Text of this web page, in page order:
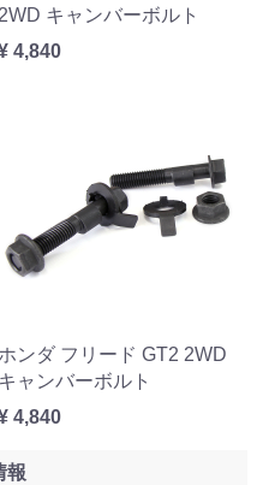
2WD キャンバーボルト
4,840
ホンダ フリード GT2 2WD
キャンバーボルト
4,840
報